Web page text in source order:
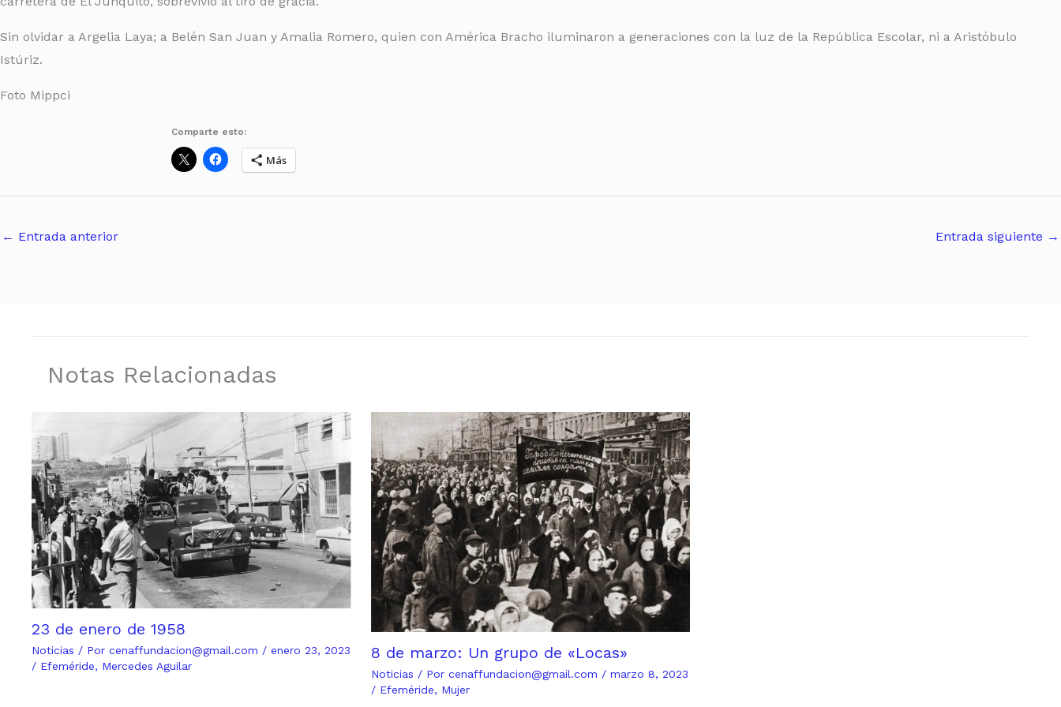
Sin olvidar a Argelia Laya; a Belén San Juan y Amalia Romero, quien con América Bracho iluminaron a generaciones con la luz de la República Escolar, ni a Aristóbulo
Istúriz.
Foto Mippci
Comparte esto:
Más
← Entrada anterior Entrada siguiente →
Notas Relacionadas
23 de enero de 1958
Noticias / Por cenaffundacion@gmail.com / enero 23, 2023
/ Efeméride, Mercedes Aguilar
8 de marzo: Un grupo de «Locas»
Noticias / Por cenaffundacion@gmail.com / marzo 8, 2023
/ Efeméride, Mujer